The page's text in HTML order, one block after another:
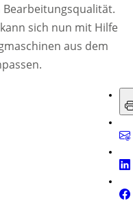
sich nun mit Hilfe
aus dem